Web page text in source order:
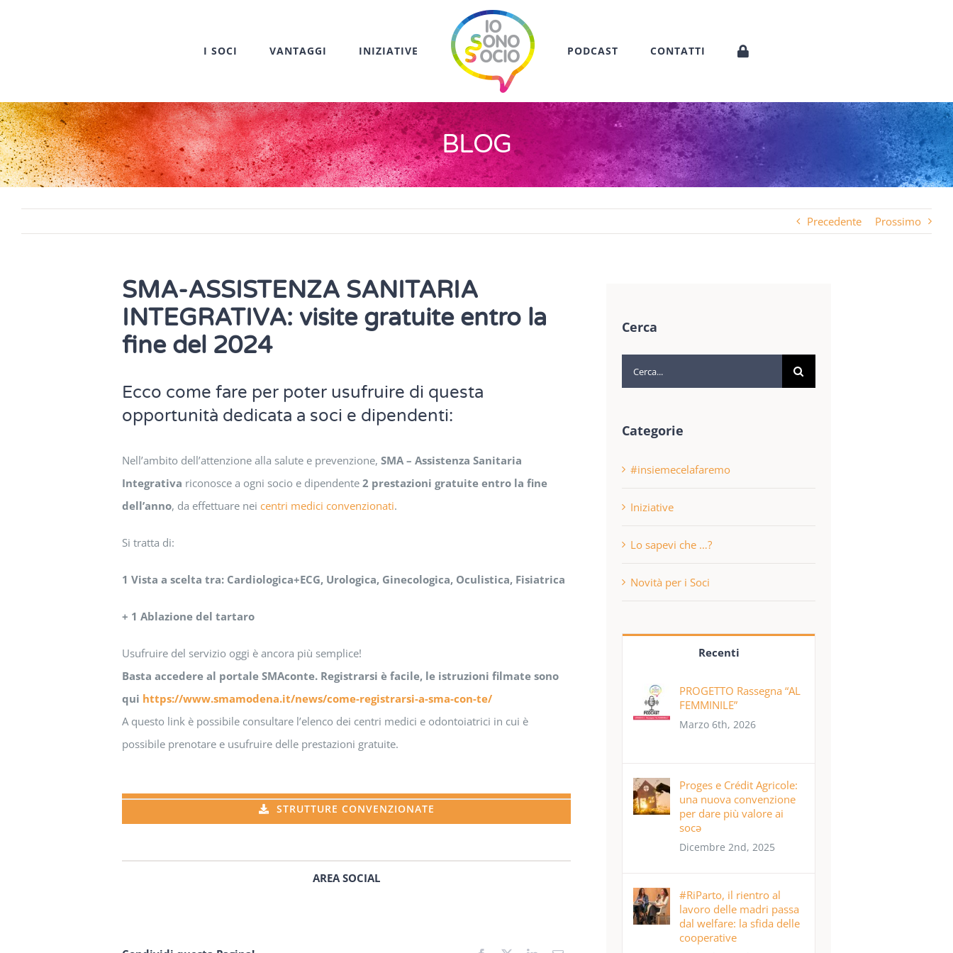
I SOCI VANTAGGI INIZIATIVE PODCAST CONTATTI
BLOG
Precedente Prossimo
SMA-ASSISTENZA SANITARIA
INTEGRATIVA: visite gratuite entro la
fine del 2024
Ecco come fare per poter usufruire di questa
opportunità dedicata a soci e dipendenti:
Nell’ambito dell’attenzione alla salute e prevenzione, SMA – Assistenza Sanitaria
Integrativa riconosce a ogni socio e dipendente 2 prestazioni gratuite entro la fine
dell’anno, da effettuare nei centri medici convenzionati.
Si tratta di:
1 Vista a scelta tra: Cardiologica+ECG, Urologica, Ginecologica, Oculistica, Fisiatrica
+ 1 Ablazione del tartaro
Usufruire del servizio oggi è ancora più semplice!
Basta accedere al portale SMAconte. Registrarsi è facile, le istruzioni filmate sono
qui https://www.smamodena.it/news/come-registrarsi-a-sma-con-te/
A questo link è possibile consultare l’elenco dei centri medici e odontoiatrici in cui è
possibile prenotare e usufruire delle prestazioni gratuite.
STRUTTURE CONVENZIONATE
AREA SOCIAL
Cerca
Cerca
per:
Categorie
#insiemecelafaremo
Iniziative
Lo sapevi che …?
Novità per i Soci
Recenti
PROGETTO Rassegna “AL
FEMMINILE”
Marzo 6th, 2026
Proges e Crédit Agricole:
una nuova convenzione
per dare più valore ai
socə
Dicembre 2nd, 2025
#RiParto, il rientro al
lavoro delle madri passa
dal welfare: la sfida delle
cooperative